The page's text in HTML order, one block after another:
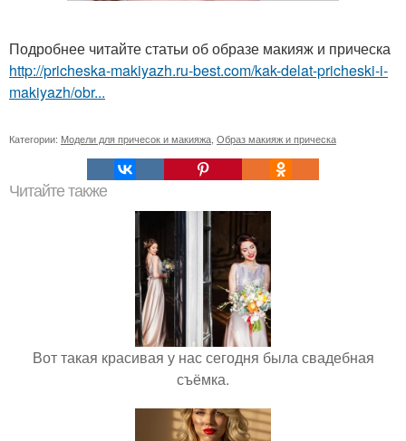
Подробнее читайте статьи об образе макияж и прическа
http://pricheska-makiyazh.ru-best.com/kak-delat-pricheski-i-
makiyazh/obr...
Категории: Модели для причесок и макияжа Образ макияж и прическа
Читайте также
Вот такая красивая у нас сегодня была свадебная
съёмка.